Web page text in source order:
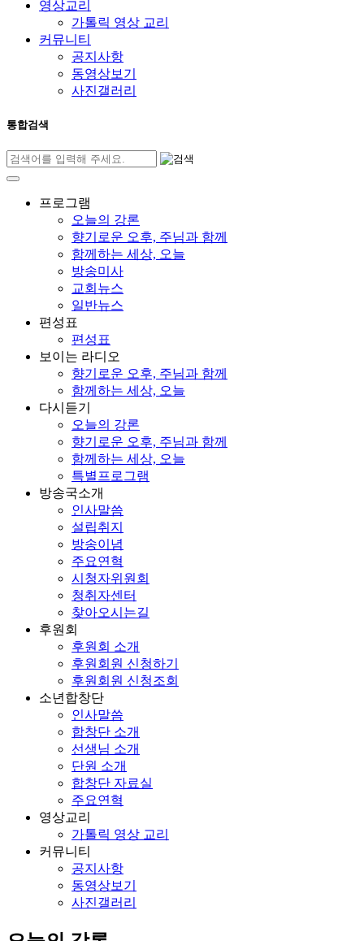
영상교리
가톨릭 영상 교리
커뮤니티
공지사항
동영상보기
사진갤러리
통합검색
프로그램
오늘의 강론
향기로운 오후, 주님과 함께
함께하는 세상, 오늘
방송미사
교회뉴스
일반뉴스
편성표
편성표
보이는 라디오
향기로운 오후, 주님과 함께
함께하는 세상, 오늘
다시듣기
오늘의 강론
향기로운 오후, 주님과 함께
함께하는 세상, 오늘
특별프로그램
방송국소개
인사말씀
설립취지
방송이념
주요연혁
시청자위원회
청취자센터
찾아오시는길
후원회
후원회 소개
후원회원 신청하기
후원회원 신청조회
소년합창단
인사말씀
합창단 소개
선생님 소개
단원 소개
합창단 자료실
주요연혁
영상교리
가톨릭 영상 교리
커뮤니티
공지사항
동영상보기
사진갤러리